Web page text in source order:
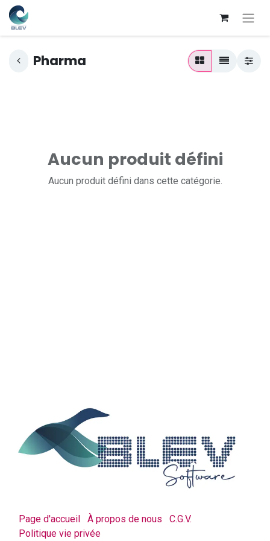
Pharma
Aucun produit défini
Aucun produit défini dans cette catégorie.
Page d'accueil À propos de nous
C.G.V.
Politique vie privée